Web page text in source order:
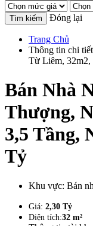
Đóng lại
Trang Chủ
Thông tin chi
Từ Liêm,
Bán Nhà
Thượng,
3,5 Tầng,
Tỷ
Khu vực: Bán
Giá: 2,30 Tỷ
Diện tích:32 m²